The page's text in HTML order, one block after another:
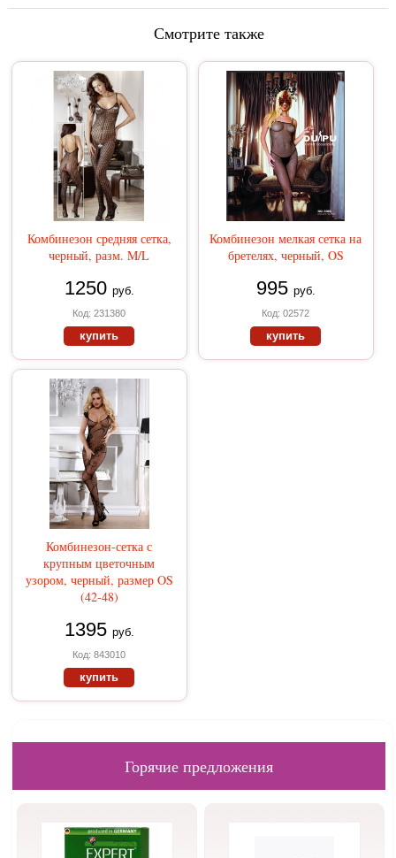
Смотрите также
Комбинезон средняя сетка,
черный, разм. M/L
1250 руб.
Код: 231380
купить
Комбинезон мелкая сетка на
бретелях, черный, OS
995 руб.
Код: 02572
купить
Комбинезон-сетка с
крупным цветочным
узором, черный, размер OS
(42-48)
1395 руб.
Код: 843010
купить
Горячие предложения